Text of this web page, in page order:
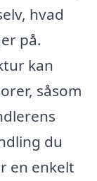
hvad
på.
kan
såsom
du
en enkelt